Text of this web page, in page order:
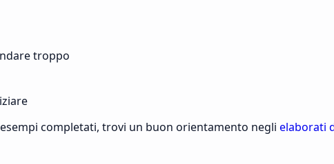
troppo
completati, trovi un buon orientamento negli elaborati